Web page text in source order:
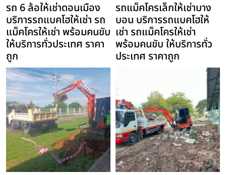
รถ 6 ล้อให้เช่าดอนเมือง
บริการรถแบคโฮให้เช่า รถ
แม็คโครให้เช่า พร้อมคนขับ
ให้บริการทั่วประเทศ ราคา
ถูก
รถแม็คโครเล็กให้เช่าบาง
บอน บริการรถแบคโฮให้
เช่า รถแม็คโครให้เช่า
พร้อมคนขับ ให้บริการทั่ว
ประเทศ ราคาถูก